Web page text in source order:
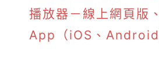
播放器－線上網頁版
App（iOS、Android